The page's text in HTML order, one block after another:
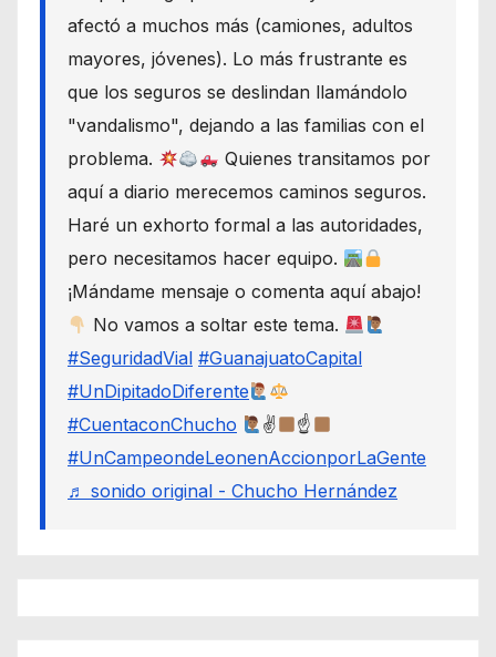
afectó a muchos más (camiones, adultos
mayores, jóvenes). Lo más frustrante es
que los seguros se deslindan llamándolo
"vandalismo", dejando a las familias con el
problema.
Quienes transitamos por
aquí a diario merecemos caminos seguros.
Haré un exhorto formal a las autoridades,
pero necesitamos hacer equipo.
¡Mándame mensaje o comenta aquí abajo!
No vamos a soltar este tema.
#SeguridadVial #GuanajuatoCapital
#UnDipitadoDiferente
#CuentaconChucho
✌
☝
#UnCampeondeLeonenAccionporLaGente
♬ sonido original - Chucho Hernández